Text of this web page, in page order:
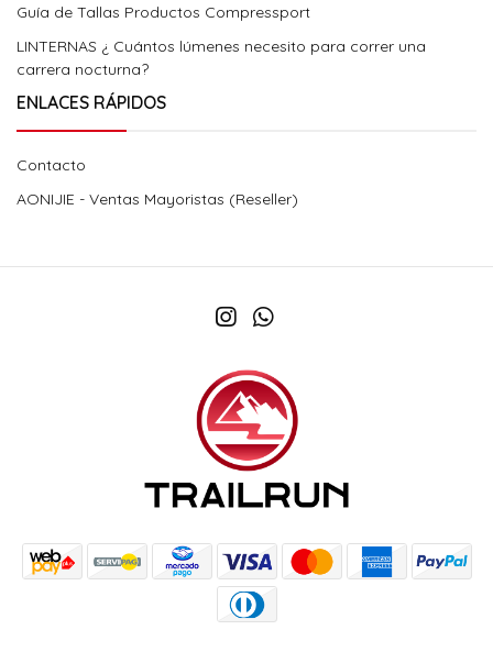
Guía de Tallas Productos Compressport
LINTERNAS ¿ Cuántos lúmenes necesito para correr una
carrera nocturna?
ENLACES RÁPIDOS
Contacto
AONIJIE - Ventas Mayoristas (Reseller)